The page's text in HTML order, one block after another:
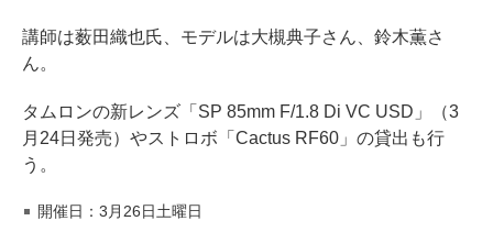
講師は薮田織也氏、モデルは大槻典子さん、鈴木薫さ
ん。
タムロンの新レンズ「SP 85mm F/1.8 Di VC USD」（3
月24日発売）やストロボ「Cactus RF60」の貸出も行
う。
開催日：3月26日土曜日